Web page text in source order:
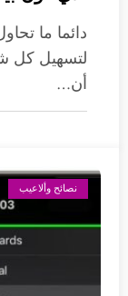
دائما ما
لتسهيل كل
أن…
نصائح وألاعيب